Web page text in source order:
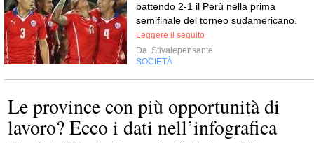
battendo 2-1 il Perù nella prima
semifinale del torneo sudamericano.
Leggere il seguito
Da Stivalepensante
SOCIETÀ
Le province con più opportunità di
lavoro? Ecco i dati nell’infografica